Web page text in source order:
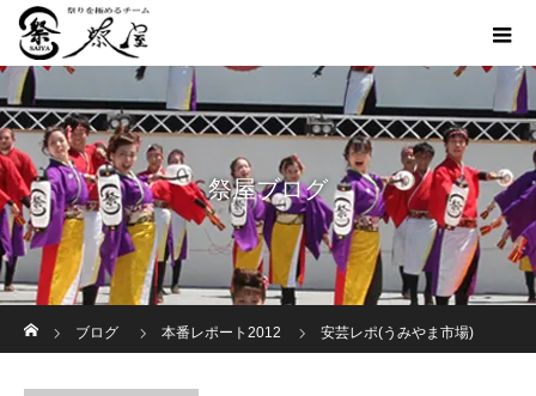
祭屋ブログ
ブログ
本番レポート2012 安芸レポ(うみやま市場)